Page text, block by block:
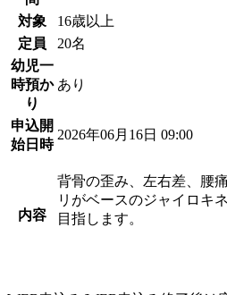
対象
16歳以上
定員
20名
幼児一
時預か
り
あり
申込開
始日時
2026年06月16日 09:00
内容
背骨の歪み、左右差、腰
リがベースのジャイロキ
目指します。